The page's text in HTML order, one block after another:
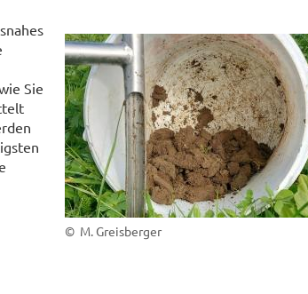
© M. Greisberger
Sie